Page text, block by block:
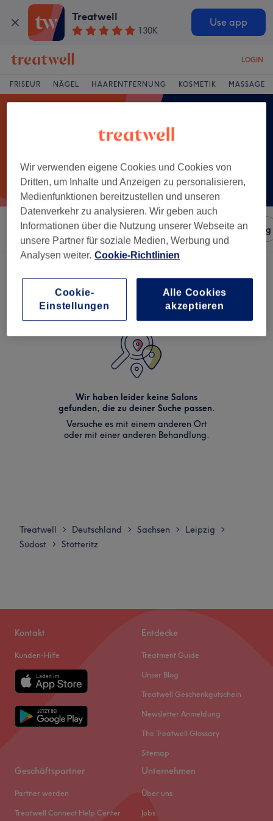
Treatwell
130K
Use app
LOGIN
FRISEUR NÄGEL HAARENTFERNUNG KOSMETIK MASSAGE
Sortieren nach Salons Expressangebote Bewertung
Wir haben leider keine Salons
gefunden, die zu deiner Suche passen.
Versuche es mit einem anderen Ort
oder mit einer anderen Behandlung.
Treatwell > Deutschland > Sachsen > Leipzig >
Südost > Stötteritz
Kontakt
Kunden-Hilfe
Entdecke
Treatment Guide
Unser Blog
Treatwell Geschenkgutschein
Newsletter Anmeldung
The Treatwell Glossary
Sitemap
Geschäftspartner
Partner werden
Treatwell Connect Help Center
Unternehmen
Über uns
Jobs
Wir verwenden eigene Cookies und Cookies von
Dritten, um Inhalte und Anzeigen zu personalisieren,
Medienfunktionen bereitzustellen und unseren
Datenverkehr zu analysieren. Wir geben auch
Informationen über die Nutzung unserer Webseite an
unsere Partner für soziale Medien, Werbung und
Analysen weiter. Cookie-Richtlinien
Cookie-
Einstellungen
Alle Cookies
akzeptieren